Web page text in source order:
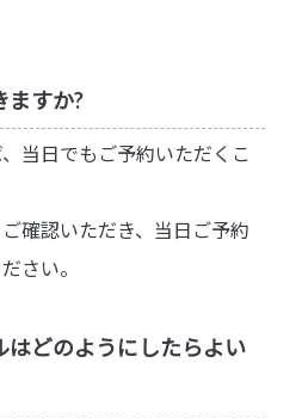
ますか?
当日でもご予約いただくこ
確認いただき、当日ご予約
さい。
はどのようにしたらよい